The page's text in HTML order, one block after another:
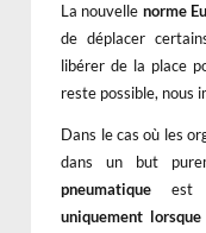
La nouvelle norme
de déplacer
libérer de la place
reste possible, nous
Dans le cas où les
dans un but
pneumatique est
uniquement